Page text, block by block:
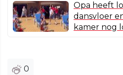
Opa heeft
dansvloer
kamer nog
0